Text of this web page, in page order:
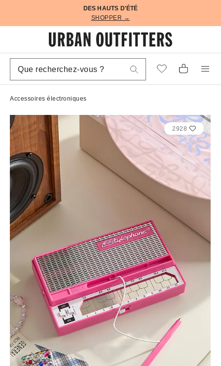
DES HAUTS D'ÉTÉ
SHOPPER →
Accessoires électroniques
2928